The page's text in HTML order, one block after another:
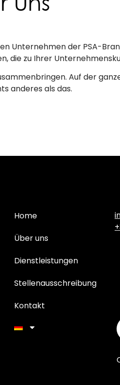
Unternehmen der PSA-
die zu Ihrer
Auf der
anderes als das.
Home
Über uns
Dienstleistungen
Stellenausschreibung
Kontakt